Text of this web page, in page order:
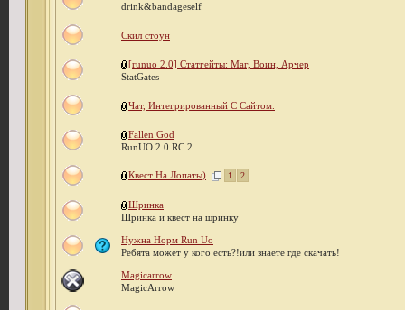
drink&bandageself
Скил стоун
[runuo 2.0] Статгейты: Маг, Воин, Арчер
StatGates
Чат, Интегрированный С Сайтом.
Fallen God
RunUO 2.0 RC 2
Квест На Лопаты) 1 2
Шринка
Шринка и квест на шринку
Нужна Норм Run Uo
Ребята может у кого есть?!или знаете где скачать!
Magicarrow
MagicArrow